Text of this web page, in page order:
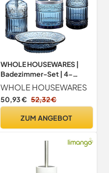
WHOLE HOUSEWARES |
Badezimmer-Set | 4-
teiliges Badezimmer-
Accessoires-Set |
Seifenspender, Tablett,
Mosaikglas (blau)
WHOLE HOUSEWARES
50,93 € 52,32 €
ZUM ANGEBOT